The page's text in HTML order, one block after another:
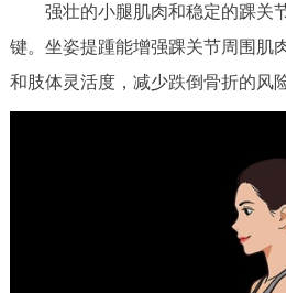
强壮的小腿肌肉和稳定的踝关
键。坐姿提踵能增强踝关节周围肌
和肢体灵活度，减少跌倒骨折的风险